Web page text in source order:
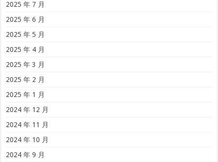
2025 年 7 月
2025 年 6 月
2025 年 5 月
2025 年 4 月
2025 年 3 月
2025 年 2 月
2025 年 1 月
2024 年 12 月
2024 年 11 月
2024 年 10 月
2024 年 9 月